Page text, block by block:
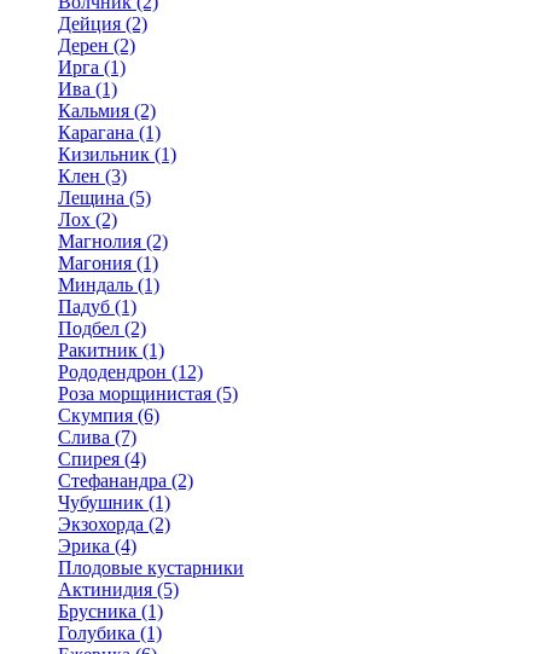
Дейция (2)
Дерен (2)
Ирга (1)
Ива (1)
Кальмия (2)
Карагана (1)
Кизильник (1)
Клен (3)
Лещина (5)
Лох (2)
Магнолия (2)
Магония (1)
Миндаль (1)
Падуб (1)
Подбел (2)
Ракитник (1)
Рододендрон (12)
Роза морщинистая (5)
Скумпия (6)
Слива (7)
Спирея (4)
Стефанандра (2)
Чубушник (1)
Экзохорда (2)
Эрика (4)
Плодовые кустарники
Актинидия (5)
Брусника (1)
Голубика (1)